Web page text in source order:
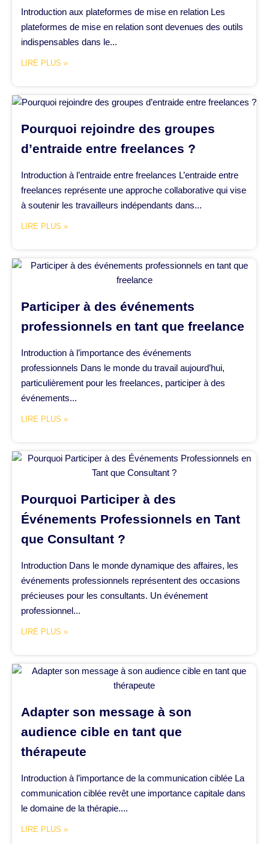
Introduction aux plateformes de mise en relation Les
plateformes de mise en relation sont devenues des outils
indispensables dans le...
LIRE PLUS »
Pourquoi rejoindre des groupes
d’entraide entre freelances ?
Introduction à l’entraide entre freelances L’entraide entre
freelances représente une approche collaborative qui vise
à soutenir les travailleurs indépendants dans...
LIRE PLUS »
Participer à des événements
professionnels en tant que freelance
Introduction à l’importance des événements
professionnels Dans le monde du travail aujourd’hui,
particulièrement pour les freelances, participer à des
événements...
LIRE PLUS »
Pourquoi Participer à des
Événements Professionnels en Tant
que Consultant ?
Introduction Dans le monde dynamique des affaires, les
événements professionnels représentent des occasions
précieuses pour les consultants. Un événement
professionnel...
LIRE PLUS »
Adapter son message à son
audience cible en tant que
thérapeute
Introduction à l’importance de la communication ciblée La
communication ciblée revêt une importance capitale dans
le domaine de la thérapie....
LIRE PLUS »